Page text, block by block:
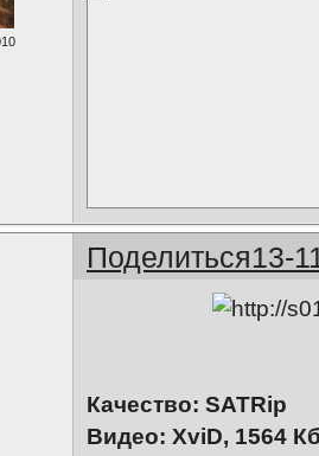
Поделиться13-
Качество: SATRip
Видео: XviD, 1564